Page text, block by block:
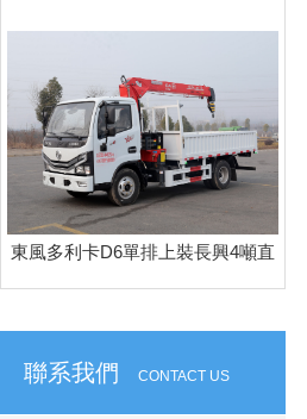
東風多利卡D6單排上裝長興4噸直
臂式吊機（3節臂）
聯系我們 CONTACT US